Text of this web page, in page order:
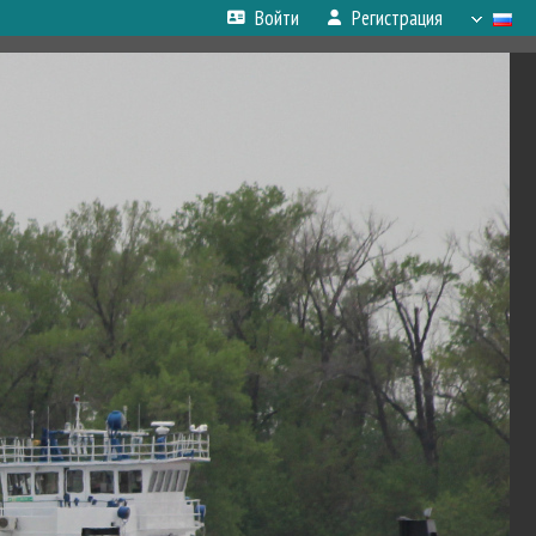
Войти Регистрация